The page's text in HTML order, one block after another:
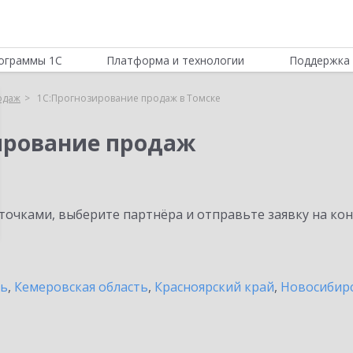
1С Платформа и технологии Поддержка
1С:Прогнозирование продаж в Томске
продаж
выберите партнёра и отправьте заявку на
, Кемеровская область, Красноярский край,